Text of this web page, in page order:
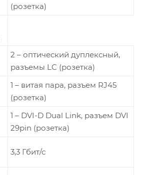
(розетка)
2 – оптический дуплексный,
разъемы LC (розетка)
1 – витая пара, разъем RJ45
(розетка)
1 – DVI-D Dual Link, разъем DVI
29pin (розетка)
3,3 Гбит/с